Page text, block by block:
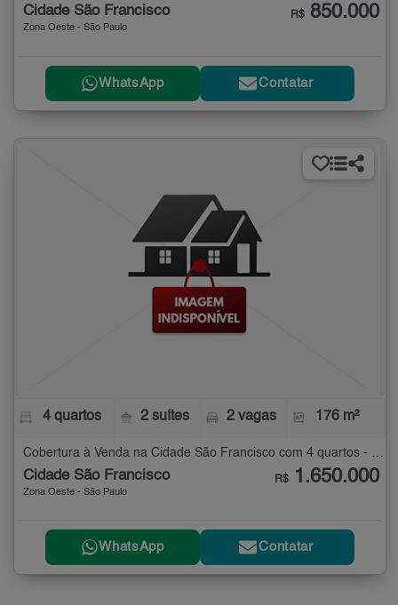
Cidade São Francisco
Zona Oeste - São Paulo
R$ 850.000
WhatsApp Contatar
4 quartos 2 suítes 2 vagas 176 m²
Cidade São Francisco
Zona Oeste - São Paulo
R$ 1.650.000
WhatsApp Contatar